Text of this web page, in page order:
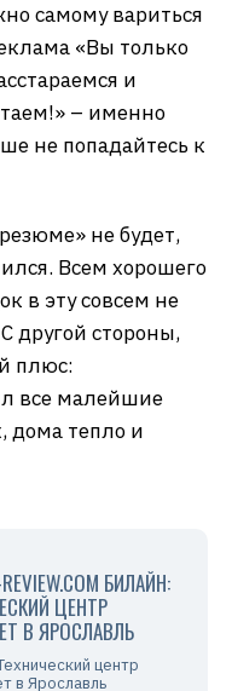
самому вариться
«Вы только
и
– именно
не попадайтесь к
не будет,
Всем хорошего
в эту совсем не
другой стороны,
плюс:
все малейшие
дома тепло и
БИЛАЙН:
ЦЕНТР
В ЯРОСЛАВЛЬ
центр
в Ярославль